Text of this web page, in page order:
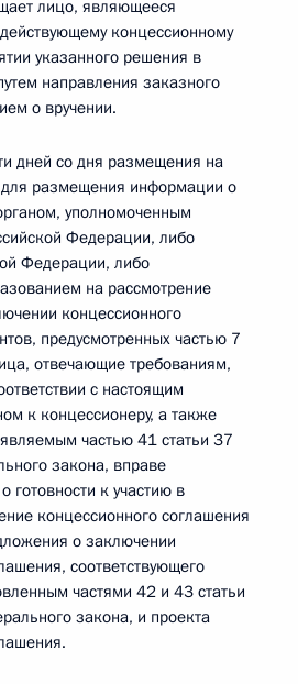
лицо, являющееся
концессионному
указанного решения в
направления заказного
о вручении.
дней со дня размещения на
размещения информации о
уполномоченным
Федерации, либо
Федерации, либо
на рассмотрение
концессионного
предусмотренных частью 7
отвечающие требованиям,
с настоящим
к концессионеру, а также
частью 41 статьи 37
закона, вправе
готовности к участию в
концессионного соглашения
о заключении
соответствующего
частями 42 и 43 статьи
закона, и проекта